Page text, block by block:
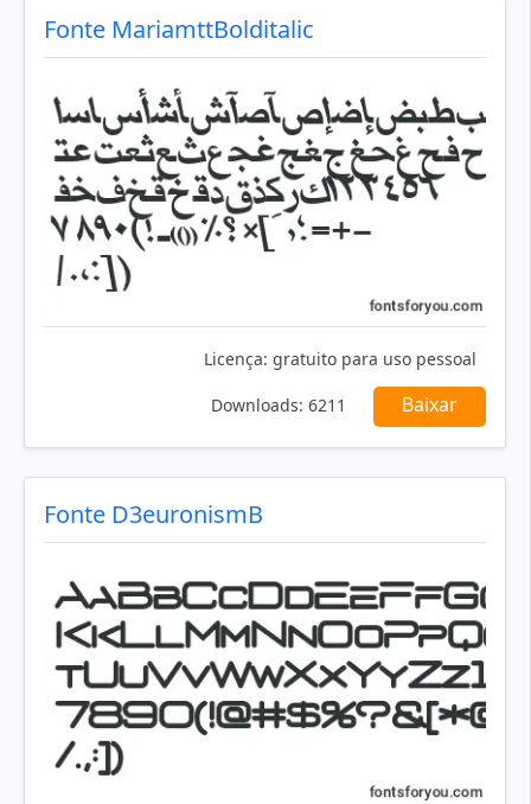
Fonte MariamttBolditalic
Licença: gratuito para uso pessoal
Downloads: 6211 Baixar
Fonte D3euronismB